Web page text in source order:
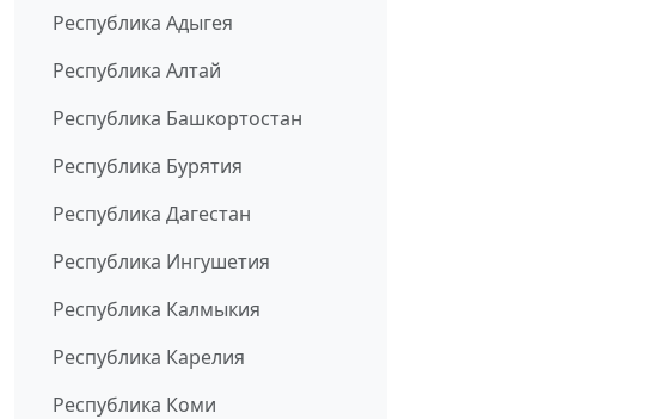
Республика Адыгея
Республика Алтай
Республика Башкортостан
Республика Бурятия
Республика Дагестан
Республика Ингушетия
Республика Калмыкия
Республика Карелия
Республика Коми